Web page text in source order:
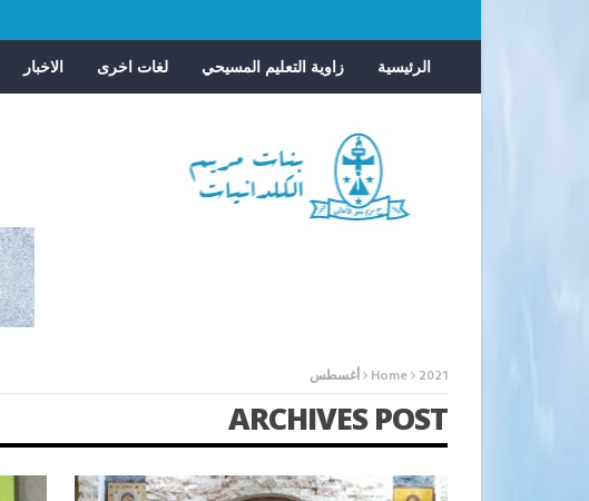
الرئيسية زاوية التعليم المسيحي لغات اخرى الاخبار
Home 2021 أغسطس
ARCHIVES POST